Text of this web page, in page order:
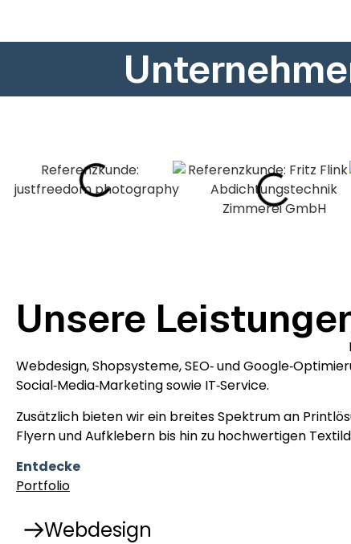
Unsere
Webdesign,Shopsysteme,SEO‑ und
Social‑Media‑Marketingsowie IT‑Service.
Zusätzlich bieten wir ein breites Spektrum an
Flyern und Aufklebern bis hin zu hochwertigen
Entdecke
Portfolio
Webdesign